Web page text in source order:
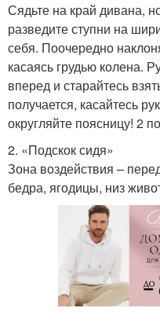
Сядьте на край дивана,
разведите ступни на
себя. Поочередно
касаясь грудью колена.
вперед и старайтесь
получается, касайтесь
округляйте поясницу! 2
2. «Подскок сидя»
Зона воздействия –
бедра, ягодицы, низ